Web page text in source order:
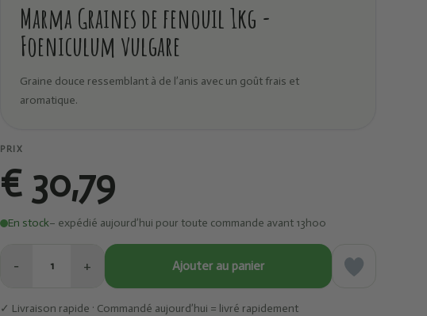
Marma Graines de fenouil 1kg -
Foeniculum vulgare
Graine douce ressemblant à de l’anis avec un goût frais et
aromatique.
PRIX
€ 30,79
En stock– expédié aujourd’hui pour toute commande avant 13h00
− 1 + Ajouter au panier
✓ Livraison rapide · Commandé aujourd’hui = livré rapidement